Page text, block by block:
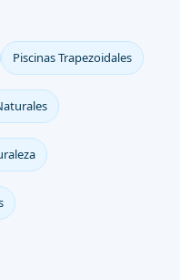
Piscinas Trapezoidales